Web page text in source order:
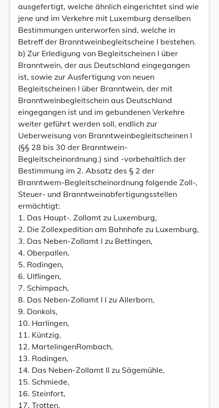
ausgefertigt, welche ähnlich eingerichtet sind wie
jene und im Verkehre mit Luxemburg denselben
Bestimmungen unterworfen sind, welche in
Betreff der Branntweinbegleitscheine I bestehen.
b) Zur Erledigung von Begleitscheinen I über
Branntwein, der aus Deutschland eingegangen
ist, sowie zur Ausfertigung von neuen
Begleitscheinen I über Branntwein, der mit
Branntweinbegleitschein aus Deutschland
eingegangen ist und im gebundenen Verkehre
weiter geführt werden soll, endlich zur
Ueberweisung von Branntweinbegleitscheinen l
(§§ 28 bis 30 der Branntwein-
Begleitscheinordnung.) sind -vorbehaltlich der
Bestimmung im 2. Absatz des § 2 der
Branntwem-Begleitscheinordnung folgende Zoll-,
Steuer- und Branntweinabfertigungsstellen
ermächtigt:
1. Das Haupt-. Zollamt zu Luxemburg,
2. Die Zollexpedition am Bahnhofe zu Luxemburg,
3. Das Neben-Zollamt I zu Bettingen,
4. Oberpallen,
5. Rodingen,
6. Ulflingen,
7. Schimpach,
8. Das Neben-Zollamt I I zu Allerborn,
9. Donkols,
10. Harlingen,
11. Küntzig,
12. MartelingenRombach,
13. Rodingen,
14. Das Neben-Zollamt II zu Sägemühle,
15. Schmiede,
16. Steinfort,
17. Trotten,